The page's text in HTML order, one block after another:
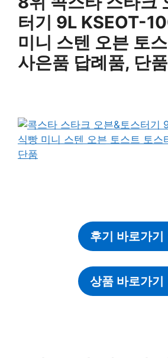
터기 9L KSEOT-
미니 스텐 오븐 토
사은품 답례품, 단품
후기 바로가기
상품 바로가기